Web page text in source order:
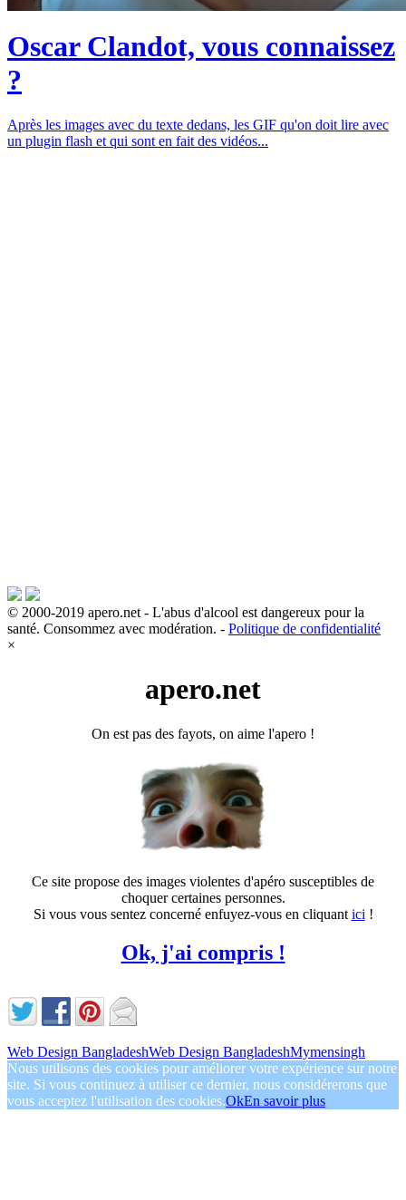
Oscar Clandot, vous connaissez
?
Après les images avec du texte dedans, les GIF qu'on doit lire avec
un plugin flash et qui sont en fait des vidéos...
© 2000-2019 apero.net - L'abus d'alcool est dangereux pour la
santé. Consommez avec modération. - Politique de confidentialité
×
apero.net
On est pas des fayots, on aime l'apero !
Ce site propose des images violentes d'apéro susceptibles de
choquer certaines personnes.
Si vous vous sentez concerné enfuyez-vous en cliquant ici !
Ok, j'ai compris !
Web Design BangladeshWeb Design BangladeshMymensingh
Nous utilisons des cookies pour améliorer votre expérience sur notre
site. Si vous continuez à utiliser ce dernier, nous considérerons que
vous acceptez l'utilisation des cookies.OkEn savoir plus